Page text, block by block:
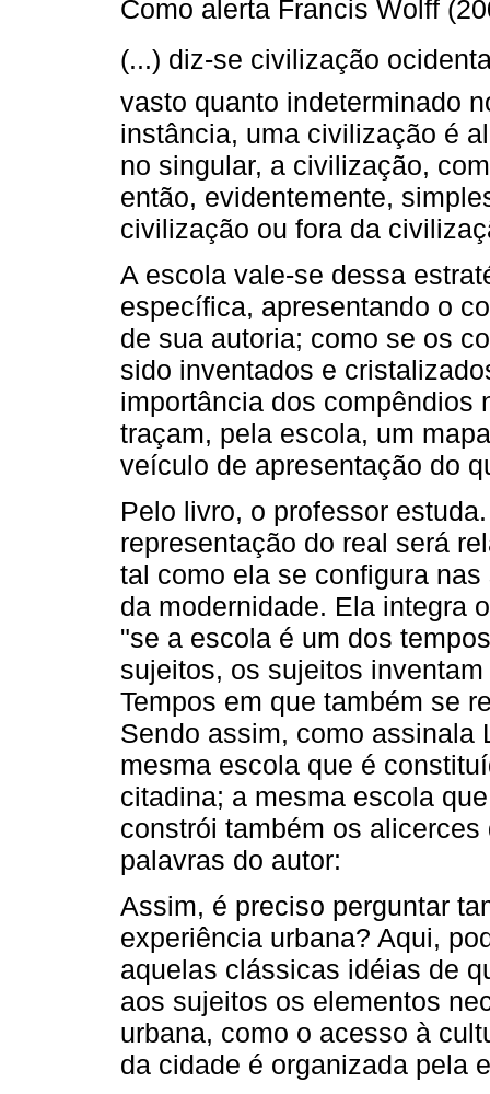
Como alerta Francis Wolff
(...) diz-se civilização
vasto quanto indeterminado
instância, uma civilização é
no singular, a civilização,
então, evidentemente,
civilização ou fora da
A escola vale-se dessa
específica, apresentando o
de sua autoria; como se os
sido inventados e
importância dos compêndios
traçam, pela escola, um
veículo de apresentação do
Pelo livro, o professor
representação do real será
tal como ela se configura
da modernidade. Ela integra
"se a escola é um dos
sujeitos, os sujeitos
Tempos em que também se
Sendo assim, como assinala
mesma escola que é
citadina; a mesma escola
constrói também os
palavras do autor:
Assim, é preciso perguntar
experiência urbana? Aqui,
aquelas clássicas idéias de
aos sujeitos os elementos
urbana, como o acesso à
da cidade é organizada pela